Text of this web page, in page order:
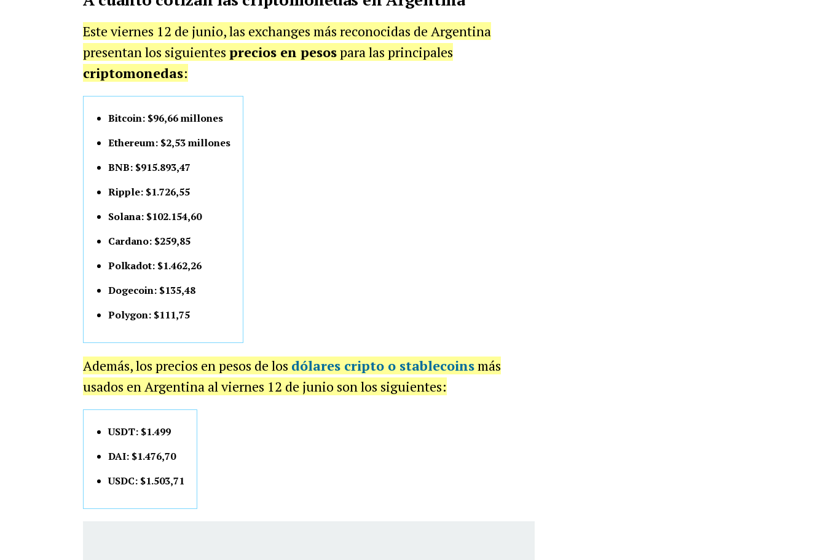
Este viernes 12 de junio, las exchanges más reconocidas de Argentina
presentan los siguientes precios en pesospara las principales
criptomonedas:
Bitcoin: $96,66 millones
Ethereum: $2,53 millones
BNB: $915.893,47
Ripple: $1.726,55
Solana: $102.154,60
Cardano: $259,85
Polkadot: $1.462,26
Dogecoin: $135,48
Polygon: $111,75
Además, los precios en pesos de los dólares cripto o stablecoinsmás
usados en Argentina al viernes 12 de junio son los siguientes:
USDT: $1.499
DAI: $1.476,70
USDC: $1.503,71